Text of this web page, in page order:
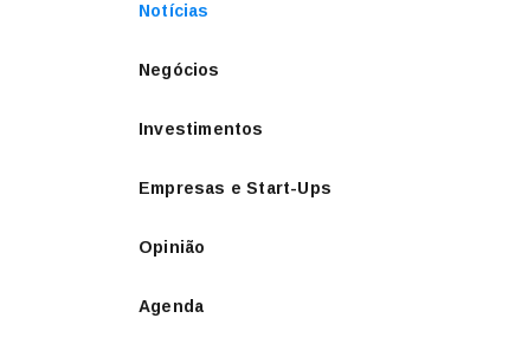
Notícias
Negócios
Investimentos
Empresas e Start-Ups
Opinião
Agenda